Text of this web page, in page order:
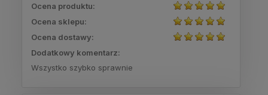
Ocena produktu:
Ocena sklepu:
Ocena dostawy:
Dodatkowy komentarz:
Wszystko szybko sprawnie